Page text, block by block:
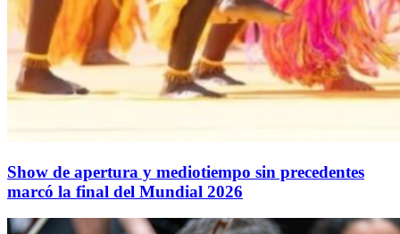
Show de apertura y mediotiempo sin precedentes
marcó la final del Mundial 2026